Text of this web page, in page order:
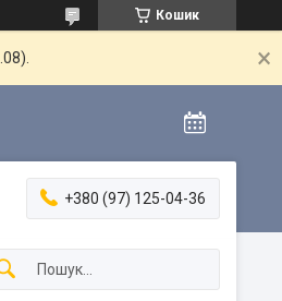
Кошик
+380 (97) 125-04-36